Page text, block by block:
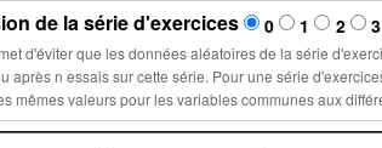
de la série d'exercices 0 1 2 3
d'un nouvel essai : ces
dont l'ordre est fixé, sélectionner un nombre n